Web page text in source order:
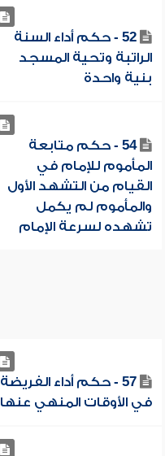
52 - حكم أداء السنة
الراتبة وتحية المسجد
بنية واحدة
54 - حكم متابعة
المأموم للإمام في
القيام من التشهد الأول
والمأموم لم يكمل
تشهده لسرعة الإمام
57 - حكم أداء الفريضة
في الأوقات المنهي عنها